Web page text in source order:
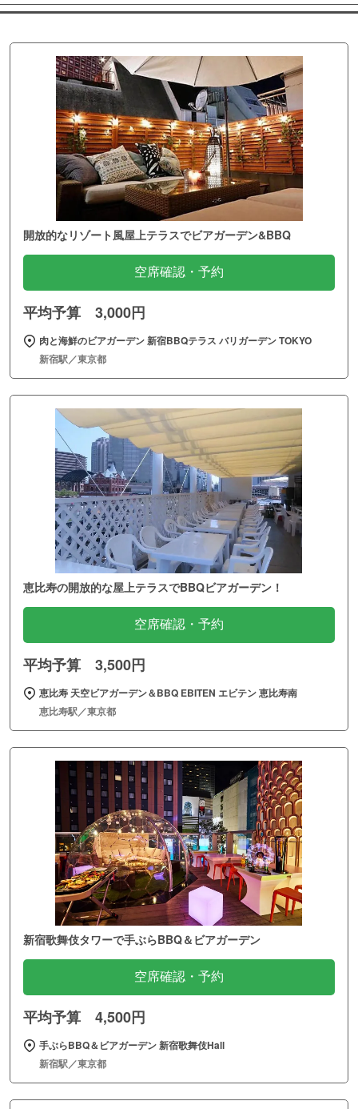
開放的なリゾート風屋上テラスでビアガーデン&BBQ
空席確認・予約
平均予算 3,000円
肉と海鮮のビアガーデン 新宿BBQテラス バリガーデン TOKYO
新宿駅／東京都
恵比寿の開放的な屋上テラスでBBQビアガーデン！
空席確認・予約
平均予算 3,500円
恵比寿 天空ビアガーデン＆BBQ EBITEN エビテン 恵比寿南
恵比寿駅／東京都
新宿歌舞伎タワーで手ぶらBBQ＆ビアガーデン
空席確認・予約
平均予算 4,500円
手ぶらBBQ＆ビアガーデン 新宿歌舞伎Hall
新宿駅／東京都